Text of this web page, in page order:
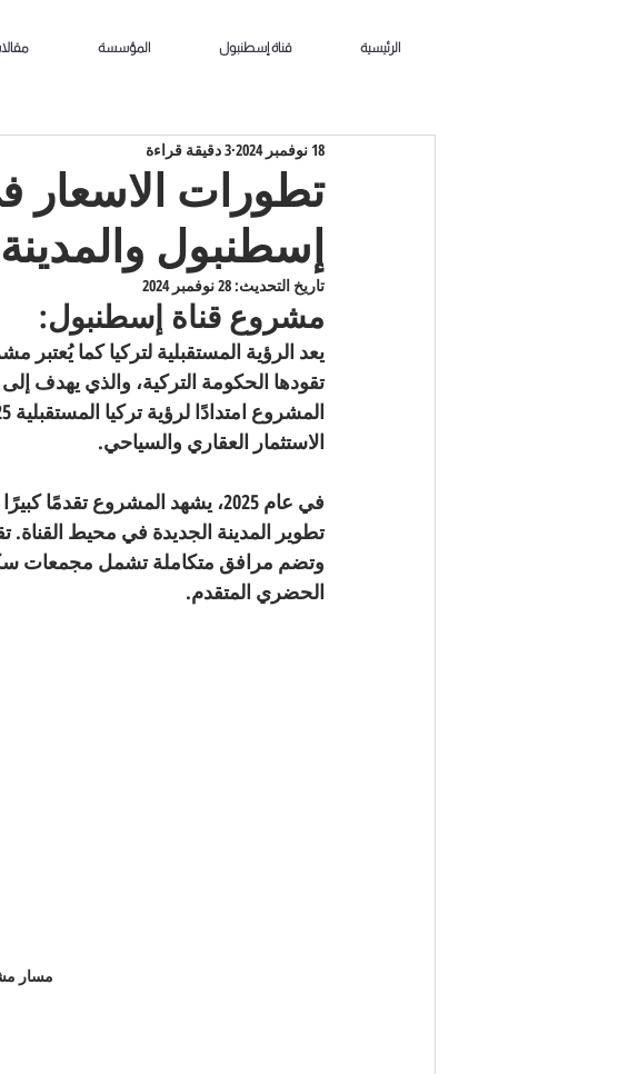
الرئيسية قناة إسطنبول المؤسسة
تطورات
إسطنبول والمدينة
18 نوفمبر 2024 3 دقيقة قراءة
تاريخ التحديث:28 نوفمبر 2024
مشروع قناة إسطنبول:
يعد الرؤية المستقبلية لتركيا كما يُعتبر
تقودها الحكومة التركية، والذي يهدف
الاستثمار العقاري والسياحي.
في عام 2025، يشهد المشروع
تطوير المدينة الجديدة في محيط القناة.
وتضم مرافق متكاملة تشمل مجمعات
الحضري المتقدم.
مسار